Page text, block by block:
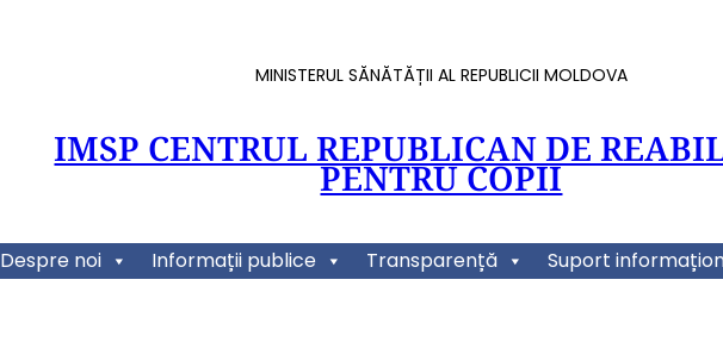
MINISTERUL SĂNĂTĂȚII AL REPUBLICII MOLDOVA
IMSP CENTRUL REPUBLICAN DE
PENTRU COPII
Despre noi Informații publice Transparență Suport